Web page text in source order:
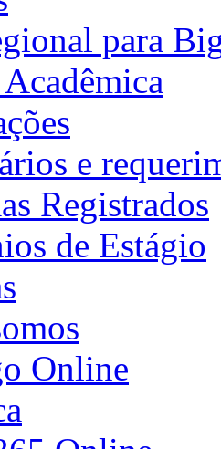
para
e
Registrados
de Estágio
Online